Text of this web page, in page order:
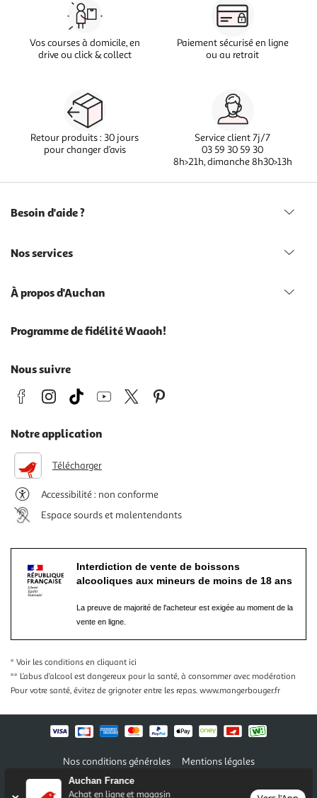
Auchan France
Achat en ligne et magasin
Vos courses à domicile, en
drive ou click & collect
Paiement sécurisé en ligne
ou au retrait
Retour produits : 30 jours
pour changer d’avis
Service client 7j/7
03 59 30 59 30
8h>21h, dimanche 8h30>13h
Besoin d'aide ?
Nos services
À propos d'Auchan
Programme de fidélité Waaoh!
Nous suivre
Notre application
Télécharger
Accessibilité : non conforme
Espace sourds et malentendants
Interdiction de vente de boissons
alcooliques aux mineurs de moins de 18 ans
La preuve de majorité de l'acheteur est exigée au moment de la
vente en ligne.
* Voir les conditions en cliquant ici
** L’abus d’alcool est dangereux pour la santé, à consommer avec modération
Pour votre santé, évitez de grignoter entre les repas. www.mangerbouger.fr
Nos conditions générales
Mentions légales
Conditions des offres et promotions
Politique de confidentialité
Informations légales marketplace